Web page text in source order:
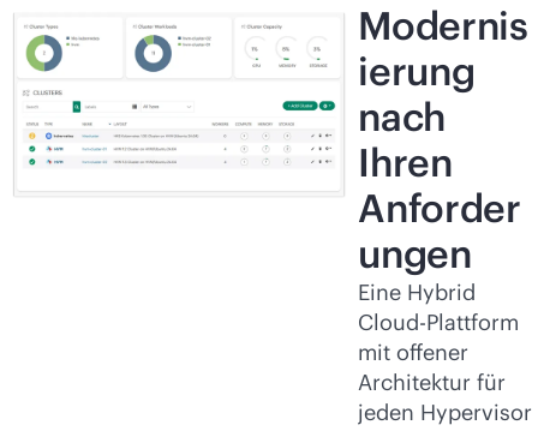
Modernis
ierung
nach
Ihren
Anforder
ungen
Eine Hybrid
Cloud-Plattform
mit offener
Architektur für
jeden Hypervisor